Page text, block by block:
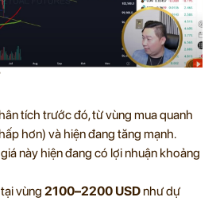
tích trước đó, từ vùng mua quanh
hơn) và hiện đang tăng mạnh.
này hiện đang có lợi nhuận khoảng
vùng 2100–2200 USDnhư dự